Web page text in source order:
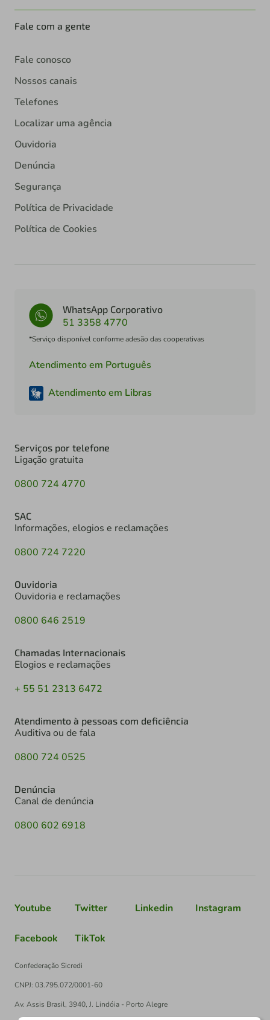
Fale com a gente
Fale conosco
Nossos canais
Telefones
Localizar uma agência
Ouvidoria
Denúncia
Segurança
Política de Privacidade
Política de Cookies
WhatsApp Corporativo
51 3358 4770
*Serviço disponível conforme adesão das cooperativas
Atendimento em Português
Atendimento em Libras
Serviços por telefone
Ligação gratuita
0800 724 4770
SAC
Informações, elogios e reclamações
0800 724 7220
Ouvidoria
Ouvidoria e reclamações
0800 646 2519
Chamadas Internacionais
Elogios e reclamações
+ 55 51 2313 6472
Atendimento à pessoas com deficiência
Auditiva ou de fala
0800 724 0525
Denúncia
Canal de denúncia
0800 602 6918
Youtube Twitter Linkedin Instagram
Facebook TikTok
Confederação Sicredi
CNPJ: 03.795.072/0001-60
Av. Assis Brasil, 3940, J. Lindóia - Porto Alegre